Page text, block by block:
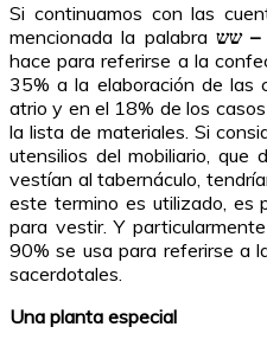
Si continuamos con las
mencionada la palabra
שש –
hace para referirse a la
35% a la elaboración de las
atrio y en el 18% de los
la lista de materiales. Si
utensilios del mobiliario, que
vestían al tabernáculo,
este termino es utilizado, es
para vestir. Y
90% se usa para referirse a
sacerdotales.
Una planta especial